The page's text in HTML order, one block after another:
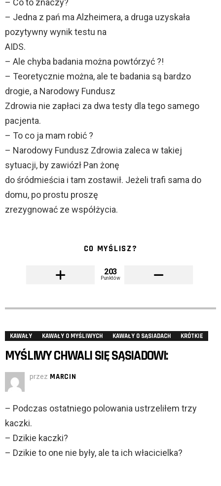
– Co to znaczy?
– Jedna z pań ma Alzheimera, a druga uzyskała
pozytywny wynik testu na
AIDS.
– Ale chyba badania można powtórzyć ?!
– Teoretycznie można, ale te badania są bardzo
drogie, a Narodowy Fundusz
Zdrowia nie zapłaci za dwa testy dla tego samego
pacjenta.
– To co ja mam robić ?
– Narodowy Fundusz Zdrowia zaleca w takiej
sytuacji, by zawiózł Pan żonę
do śródmieścia i tam zostawił. Jeżeli trafi sama do
domu, po prostu proszę
zrezygnować ze współżycia.
CO MYŚLISZ?
203
Punktów
KAWAŁY KAWAŁY O MYŚLIWYCH KAWAŁY O SĄSIADACH KRÓTKIE
MYŚLIWY CHWALI SIĘ SĄSIADOWI:
przez MARCIN
– Podczas ostatniego polowania ustrzeliłem trzy
kaczki.
– Dzikie kaczki?
– Dzikie to one nie były, ale ta ich włacicielka?